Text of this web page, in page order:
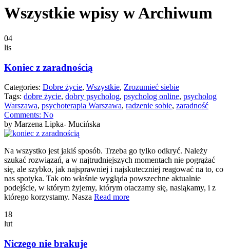
Wszystkie wpisy w Archiwum
04
lis
Koniec z zaradnością
Categories: Dobre życie, Wszystkie, Zrozumieć siebie
Tags: dobre życie, dobry psycholog, psycholog online, psycholog
Warszawa, psychoterapia Warszawa, radzenie sobie, zaradność
Comments: No
by Marzena Lipka- Mucińska
Na wszystko jest jakiś sposób. Trzeba go tylko odkryć. Należy
szukać rozwiązań, a w najtrudniejszych momentach nie pogrążać
się, ale szybko, jak najsprawniej i najskuteczniej reagować na to, co
nas spotyka. Tak oto właśnie wygląda powszechne aktualnie
podejście, w którym żyjemy, którym otaczamy się, nasiąkamy, i z
którego korzystamy. Nasza Read more
18
lut
Niczego nie brakuje